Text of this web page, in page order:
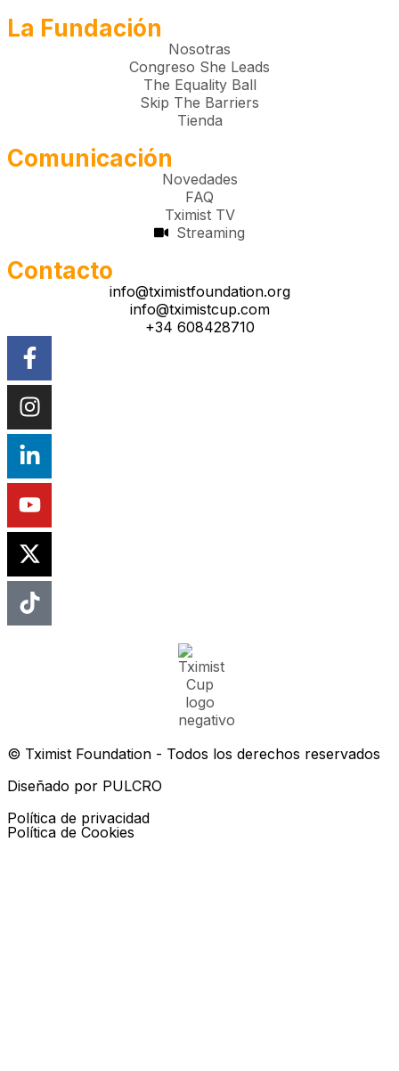
La Fundación
Nosotras
Congreso She Leads
The Equality Ball
Skip The Barriers
Tienda
Comunicación
Novedades
FAQ
Tximist TV
Streaming
Contacto
info@tximistfoundation.org
info@tximistcup.com
+34 608428710
© Tximist Foundation - Todos los derechos reservados
Diseñado por PULCRO
Política de privacidad
Política de Cookies